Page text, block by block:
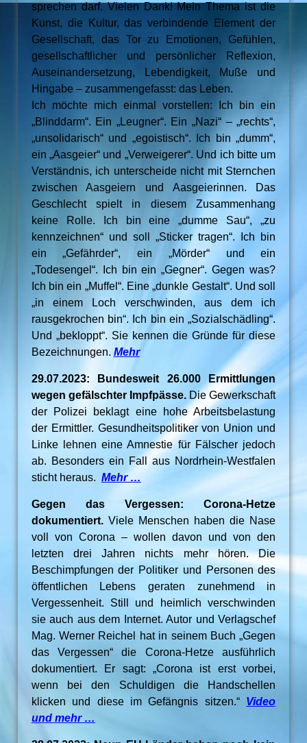
sprechen darf. Vielen Dank! Mein Thema ist die
Kunst, die Kultur, das verbindende Element der
Gesellschaft, das Tor zu Emotionen, Gefühlen,
gesellschaftlicher und persönlicher Reflexion,
Auseinandersetzung, Lebendigkeit, Muße und
Hingabe – zusammengefasst: das Leben.
Ich möchte mich einmal vorstellen: Ich bin ein
„Blinddarm“. Ein „Leugner“. Ein „Nazi“ – „rechts“,
„unsolidarisch“ und „egoistisch“. Ich bin „dumm“,
ein „Aasgeier“ und „Verweigerer“. Und ich bitte um
Verständnis, ich unterscheide nicht mit Sternchen
zwischen Aasgeiern und Aasgeierinnen. Das
Geschlecht spielt in diesem Zusammenhang
keine Rolle. Ich bin eine „dumme Sau“, „zu
kennzeichnen“ und soll „Sticker tragen“. Ich bin
ein „Gefährder“, ein „Mörder“ und ein
„Todesengel“. Ich bin ein „Gegner“. Gegen was?
Ich bin ein „Muffel“. Eine „dunkle Gestalt“. Und soll
„in einem Loch verschwinden, aus dem ich
rausgekrochen bin“. Ich bin ein „Sozialschädling“.
Und „bekloppt“. Sie kennen die Gründe für diese
Bezeichnungen. Mehr
29.07.2023: Bundesweit 26.000 Ermittlungen
wegen gefälschter Impfpässe. Die Gewerkschaft
der Polizei beklagt eine hohe Arbeitsbelastung
der Ermittler. Gesundheitspolitiker von Union und
Linke lehnen eine Amnestie für Fälscher jedoch
ab. Besonders ein Fall aus Nordrhein-Westfalen
sticht heraus. Mehr …
Gegen das Vergessen: Corona-Hetze
dokumentiert.Viele Menschen haben die Nase
voll von Corona – wollen davon und von den
letzten drei Jahren nichts mehr hören. Die
Beschimpfungen der Politiker und Personen des
öffentlichen Lebens geraten zunehmend in
Vergessenheit. Still und heimlich verschwinden
sie auch aus dem Internet. Autor und Verlagschef
Mag. Werner Reichel hat in seinem Buch „Gegen
das Vergessen“ die Corona-Hetze ausführlich
dokumentiert. Er sagt: „Corona ist erst vorbei,
wenn bei den Schuldigen die Handschellen
klicken und diese im Gefängnis sitzen.“ Video
und mehr …